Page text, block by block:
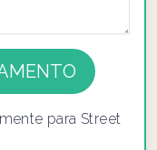
para Street